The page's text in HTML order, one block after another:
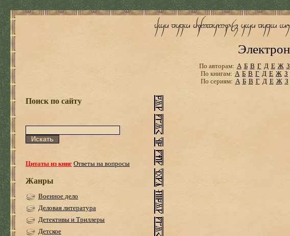
По авторам: А Б В Г Д Е Ж З
По книгам: А Б В Г Д Е Ж З
По сериям: А Б В Г Д Е Ж З
Поиск по сайту
Цитаты из книгОтветы на вопросы
Жанры
Военное дело
Деловая литература
Детективы и Триллеры
Детское